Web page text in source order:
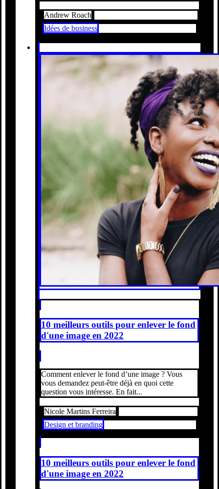
Andrew Roach
Idées de business
10 meilleurs outils pour enlever le fond
d'une image en 2022
Comment enlever le fond d’une image ? Vous
vous demandez peut-être déjà en quoi cette
question vous intéresse. En fait...
Nicole Martins Ferreira
Design et branding
10 meilleurs outils pour enlever le fond
d'une image en 2022